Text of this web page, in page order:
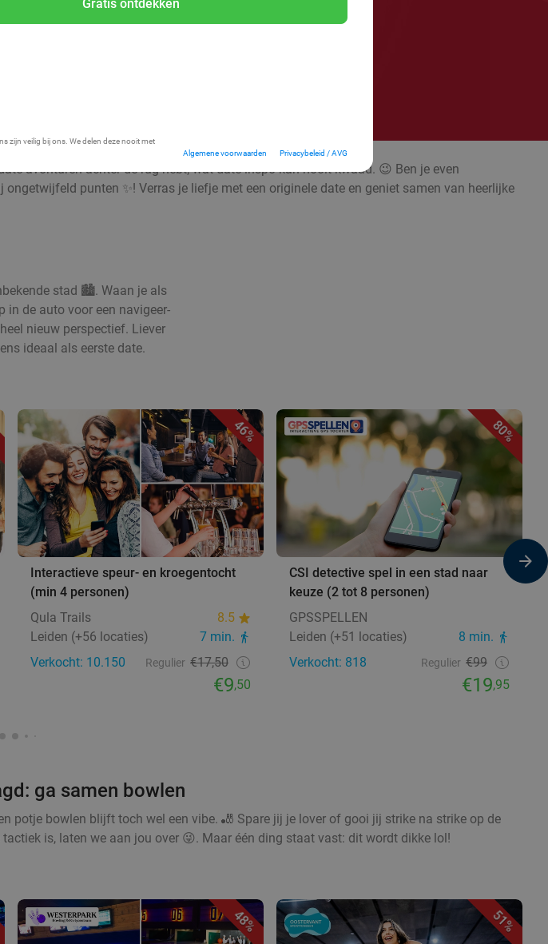
Gratis ontdekken
zijn veilig bij ons. We delen deze nooit met
Algemene voorwaarden Privacybeleid / AVG
avonturen achter de rug hebt; wat date-inspo kan nooit kwaad. 😉 Ben je even
punten ✨! Verras je liefje met een originele date en geniet samen van heerlijke
stad 🏙️. Waan je als
in de auto voor een navigeer-
nieuw perspectief. Liever
ideaal als eerste date.
46%
Interactieve speur- en kroegentocht
(min 4 personen)
Qula Trails
8.5
Leiden (+56 locaties)
7 min.
Verkocht: 10.150
Regulier €17,50
€9,50
80%
CSI detective spel in een stad naar
keuze (2 tot 8 personen)
GPSSPELLEN
Leiden (+51 locaties)
8 min.
Verkocht: 818
Regulier €99
€19,95
ga samen bowlen
potje bowlen blijft toch wel een vibe. 🎳 Spare jij je lover of gooi jij strike na strike op de
is, laten we aan jou over 😜. Maar één ding staat vast: dit wordt dikke lol!
48% 51%